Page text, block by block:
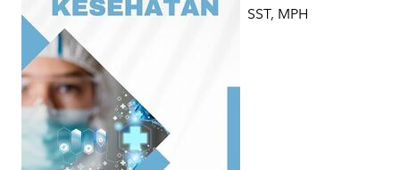
SST, MPH